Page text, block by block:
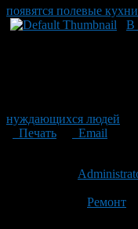
появятся полевые
В
нуждающихся людей
Печать
Email
Ремонт